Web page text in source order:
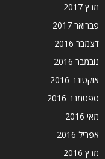
מרץ 2017
פברואר 2017
דצמבר 2016
נובמבר 2016
אוקטובר 2016
ספטמבר 2016
מאי 2016
אפריל 2016
מרץ 2016